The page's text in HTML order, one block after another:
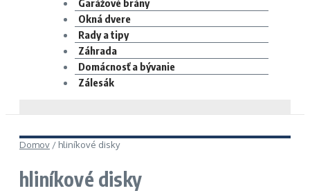
Garážové brány
Okná dvere
Rady a tipy
Záhrada
Domácnosť a bývanie
Zálesák
Domov / hliníkové disky
hliníkové disky